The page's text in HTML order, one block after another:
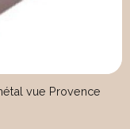
vue Provence